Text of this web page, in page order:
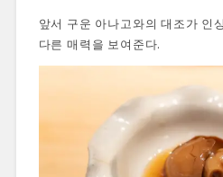
앞서 구운 아나고와의 대조가 인
다른 매력을 보여준다.